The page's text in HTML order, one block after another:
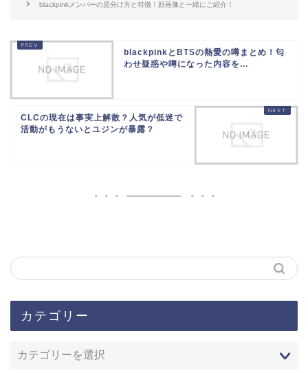
blackpinkメンバーの見分け方と特徴！顔画像と一緒にご紹介！
blackpinkとBTSの熱愛の噂まとめ！匂
わせ疑惑や噂になった内容を...
CLCの現在は事実上解散？人気が低迷で
活動がもうないとユジンが暴露？
カテゴリー